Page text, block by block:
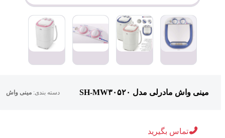
مینی واش مادرلی مدل SH-MW۳۰۵۲۰ دسته بندی:مینی واش
تماس بگیرید